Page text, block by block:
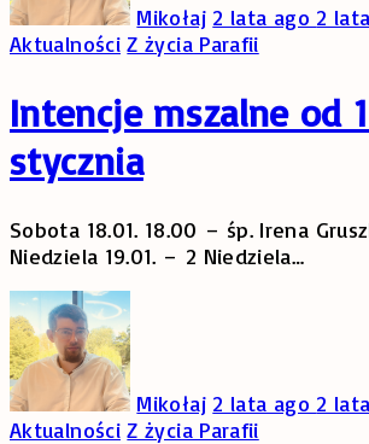
Mikołaj 2 lata ago 2
Aktualności Z życia Parafii
Intencje mszalne od
stycznia
Sobota 18.01. 18.00 – śp. Irena
Niedziela 19.01. – 2 Niedziela…
Mikołaj 2 lata ago 2
Aktualności Z życia Parafii